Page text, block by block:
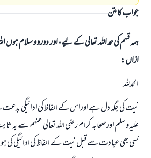
جواب کا متن
ہمہ قسم کی حمد اللہ تعالی کے لیے، اور دورو و سلام ہوں
ازاں:
الحمدللہ
نیت کی جگہ دل ہے اوراس کے الفاظ کی ادائيگي بدعت
علیہ وسلم اورصحابہ کرام رضي اللہ تعالی عنہم سے یہ
کسی بھی عبادت سے قبل نیت کے الفاظ کی ادائيگي کی